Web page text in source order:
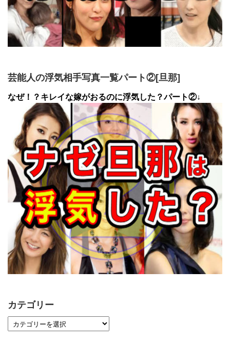
芸能人の浮気相手写真一覧パート②[旦那]
なぜ！？キレイな嫁がおるのに浮気した？パート②↓
カテゴリー